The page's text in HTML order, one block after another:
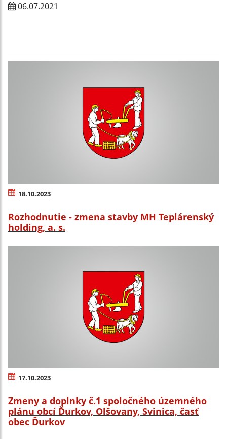
06.07.2021
18.10.2023
Rozhodnutie - zmena stavby MH Teplárenský
holding, a. s.
17.10.2023
Zmeny a doplnky č.1 spoločného územného
plánu obcí Ďurkov, Olšovany, Svinica, časť
obec Ďurkov